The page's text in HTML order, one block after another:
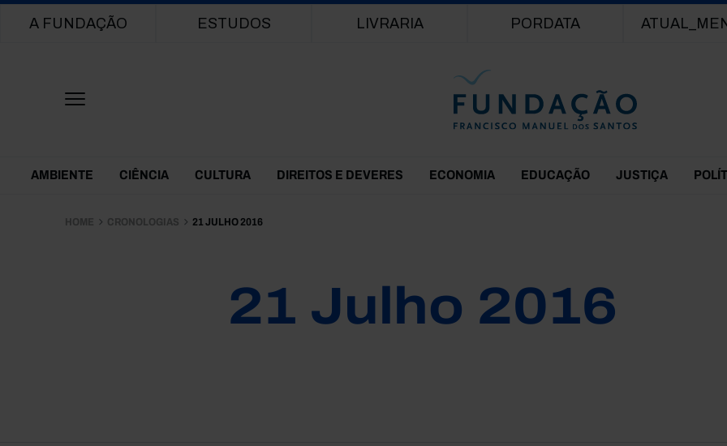
Main navigation
A FUNDAÇÃO ESTUDOS LIVRARIA PORDATA
Themes Menu
AMBIENTE CIÊNCIA CULTURA DIREITOS E DEVERES ECONOMIA EDUCAÇÃO JUSTIÇA
HOME CRONOLOGIAS 21 JULHO 2016
21 Julho 2016